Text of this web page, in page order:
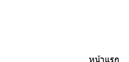
หน้าแรก